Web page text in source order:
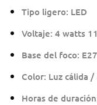
Tipo ligero: LED
Voltaje: 4 watts
Base del foco: E27
Color: Luz cálida
Horas de